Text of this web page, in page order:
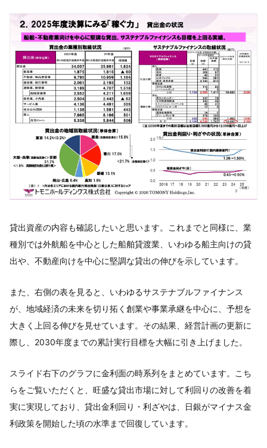
貸出資産の内容も確認したいと思います。これまでと同様に、業
種別では外航船を中心とした船舶貸渡業、いわゆる船主向けの貸
出や、不動産向けを中心に堅調な貸出の伸びを示しています。
また、右側の表を見ると、いわゆるサステナブルファイナンス
が、地域経済の未来を切り拓く創業や事業承継を中心に、予想を
大きく上回る伸びを見せています。その結果、経営計画の更新に
際し、2030年度までの累計実行目標を大幅に引き上げました。
スライド右下のグラフに金利面の時系列をまとめています。こち
らをご覧いただくと、旺盛な貸出市場に対して利回りの改善を着
実に実現しており、貸出金利回り・利ざやは、日銀がマイナス金
利政策を開始した頃の水準まで回復しています。